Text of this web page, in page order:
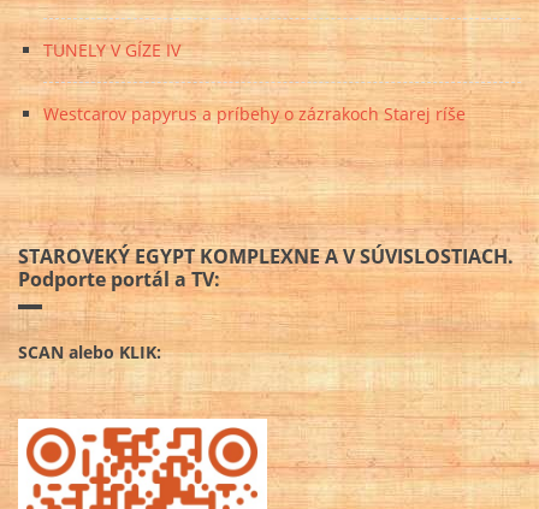
TUNELY V GÍZE IV
Westcarov papyrus a príbehy o zázrakoch Starej ríše
STAROVEKÝ EGYPT KOMPLEXNE A V SÚVISLOSTIACH.
Podporte portál a TV:
SCAN alebo KLIK: